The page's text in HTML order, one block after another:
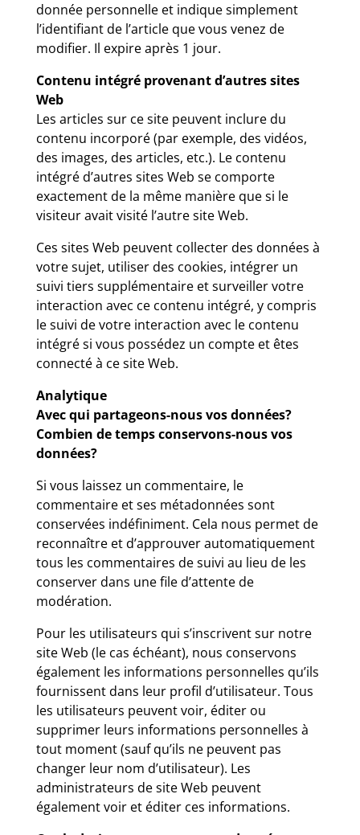
donnée personnelle et indique simplement
l’identifiant de l’article que vous venez de
modifier. Il expire après 1 jour.
Contenu intégré provenant d’autres sites
Web
Les articles sur ce site peuvent inclure du
contenu incorporé (par exemple, des vidéos,
des images, des articles, etc.). Le contenu
intégré d’autres sites Web se comporte
exactement de la même manière que si le
visiteur avait visité l’autre site Web.
Ces sites Web peuvent collecter des données à
votre sujet, utiliser des cookies, intégrer un
suivi tiers supplémentaire et surveiller votre
interaction avec ce contenu intégré, y compris
le suivi de votre interaction avec le contenu
intégré si vous possédez un compte et êtes
connecté à ce site Web.
Analytique
Avec qui partageons-nous vos données?
Combien de temps conservons-nous vos
données?
Si vous laissez un commentaire, le
commentaire et ses métadonnées sont
conservées indéfiniment. Cela nous permet de
reconnaître et d’approuver automatiquement
tous les commentaires de suivi au lieu de les
conserver dans une file d’attente de
modération.
Pour les utilisateurs qui s’inscrivent sur notre
site Web (le cas échéant), nous conservons
également les informations personnelles qu’ils
fournissent dans leur profil d’utilisateur. Tous
les utilisateurs peuvent voir, éditer ou
supprimer leurs informations personnelles à
tout moment (sauf qu’ils ne peuvent pas
changer leur nom d’utilisateur). Les
administrateurs de site Web peuvent
également voir et éditer ces informations.